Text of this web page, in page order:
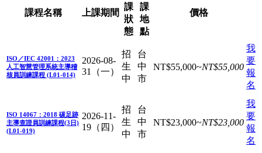
課程名稱 上課期間
課
狀
態
課
地
點
價格
ISO／IEC 42001：2023
人工智慧管理系統主導稽
核員訓練課程 (L01-014)
2026-08-
31（一）
招
生
中
台
中
市
NT$55,000~NT$55,000
我
要
報
名
ISO 14067：2018 碳足跡
主導查證員訓練課程(3日)
(L01-019)
2026-11-
19（四）
招
生
中
台
中
市
NT$23,000~NT$23,000
我
要
報
名